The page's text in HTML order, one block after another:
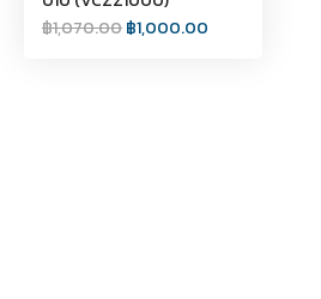
฿1,070.00฿1,000.00